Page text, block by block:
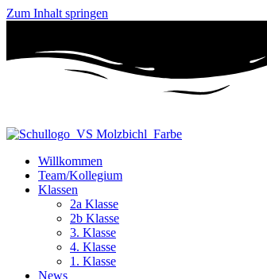
Zum Inhalt springen
Willkommen
Team/Kollegium
Klassen
2a Klasse
2b Klasse
3. Klasse
4. Klasse
1. Klasse
News